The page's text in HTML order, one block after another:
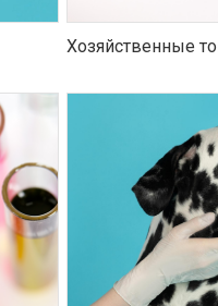
Хозяйственные